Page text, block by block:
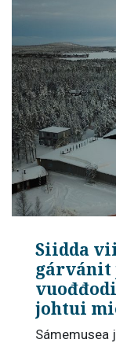
Siidda
gárvánit
johtui
Sámemusea